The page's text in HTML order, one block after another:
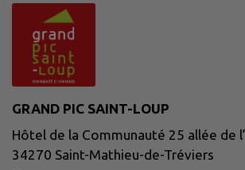
GRAND PIC SAINT-LOUP
Hôtel de la Communauté 25 allée de
34270 Saint-Mathieu-de-Tréviers